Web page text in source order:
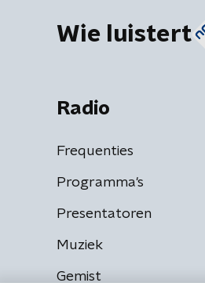
Wie luistert
Radio
Frequenties
Programma's
Presentatoren
Muziek
Gemist